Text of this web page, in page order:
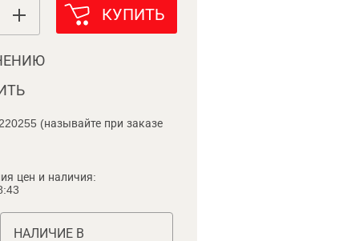
КУПИТЬ
(называйте при заказе
цен и наличия:
НАЛИЧИЕ В